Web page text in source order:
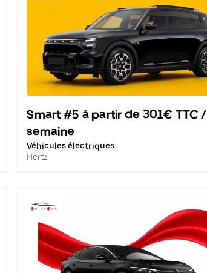
Smart #5 à partir de 301€ TTC /
semaine
Véhicules électriques
Hertz